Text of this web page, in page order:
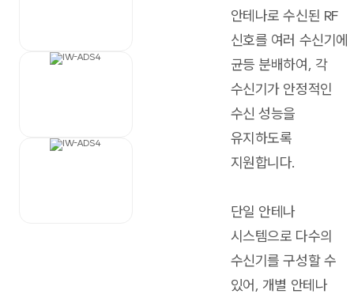
안테나로 수신된 RF
신호를 여러 수신기에
균등 분배하여, 각
수신기가 안정적인
수신 성능을
유지하도록
지원합니다.
단일 안테나
시스템으로 다수의
수신기를 구성할 수
있어, 개별 안테나